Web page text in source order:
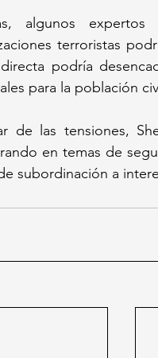
algunos
terroristas
podría
para la población
de las tensiones,
en temas de
subordinación a